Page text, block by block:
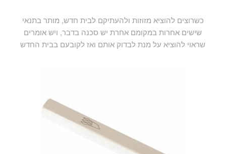
כשרוצים להוציא מזוזות ולהעתיקם לבית חדש, מותר בתנאי
שישים אחרות במקומם אחרת יש סכנה בדבר, ויש אומרים
שראוי להוציא על מנת לבדוק אותם ואז לקובעם בבית החדש